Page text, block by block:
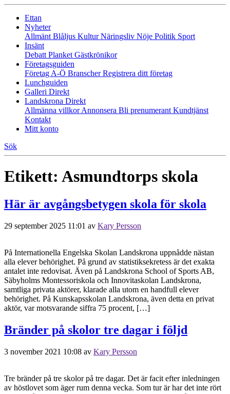
Ettan
Nyheter
Allmänt Blåljus KulturNäringsliv Nöje Politik Sport
Insänt
Debatt Planket Gästkrönikor
Företagsguiden
Företag A-Ö BranscherRegistrera ditt företag
Lunchguiden
Galleri Direkt
Landskrona Direkt
Allmänna villkorAnnonsera Bli prenumerant Kundtjänst
Kontakt
Mitt konto
Sök
Etikett: Asmundtorps skola
Här är avgångsbetygen skola för skola
29 september 2025 11:01 av Kary Persson
På Internationella Engelska Skolan Landskrona uppnådde nästan
alla elever behörighet. På grund av statistiksekretess är det exakta
antalet inte redovisat. Även på Landskrona School of Sports AB,
Säbyholms Montessoriskola och Innovitaskolan Landskrona,
samtliga privata aktörer, klarade alla utom en handfull elever
behörighet. På Kunskapsskolan Landskrona, även detta en privat
aktör, var motsvarande siffra 75 procent, […]
Bränder på skolor tre dagar i följd
3 november 2021 10:08 av Kary Persson
Tre bränder på tre skolor på tre dagar. Det är facit efter inledningen
av höstlovet som äger rum denna vecka. Som tur är har det inte rört